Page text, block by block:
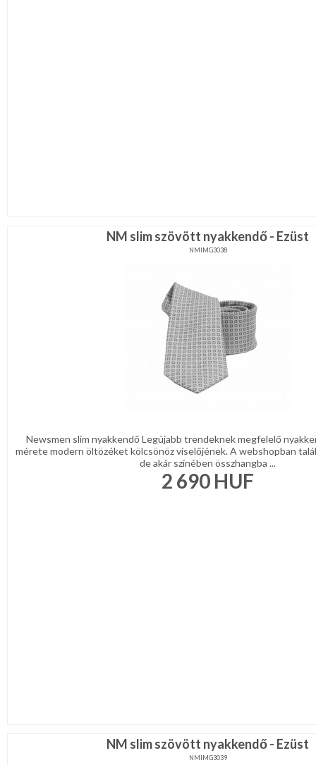
NM slim szövött nyakkendő - Ezüst
NMIMG3038
Newsmen slim nyakkendő Legújabb trendeknek megfelelő
mérete modern öltözéket kölcsönöz viselőjének. A webshopban
de akár színében összhangba ...
2 690 HUF
NM slim szövött nyakkendő - Ezüst
NMIMG3039